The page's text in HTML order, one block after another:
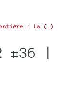
frontière : la (…)
#36 |